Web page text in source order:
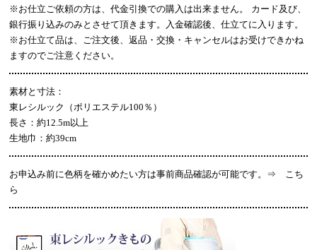
※お仕立ご依頼の方は、代金引換での購入は出来ません。 カード及び、
銀行振り込みのみとさせて頂きます。入金確認後、仕立てに入ります。
※お仕立て品は、ご注文後、返品・交換・キャンセルはお受けできかね
ますのでご注意ください。
素材と寸法：
東レシルック（ポリエステル100％）
長さ：約12.5m以上
生地巾：約39cm
お申込み前に色柄を確かめたい方は事前商品確認が可能です。⇒ こち
ら